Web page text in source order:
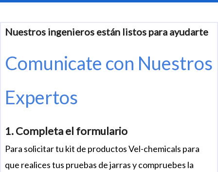
Nuestros ingenieros están listos para ayudarte
Comunicate con Nuestros
Expertos
1. Completa el formulario
Para solicitar tu kit de productos Vel-chemicals para
que realices tus pruebas de jarras y compruebes la